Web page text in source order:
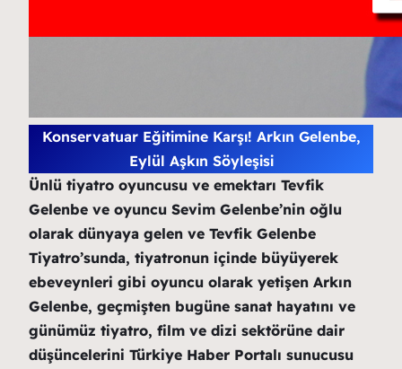
Konservatuar Eğitimine Karşı! Arkın Gelenbe,
Eylül Aşkın Söyleşisi
Ünlü tiyatro oyuncusu ve emektarı Tevfik
Gelenbe ve oyuncu Sevim Gelenbe’nin oğlu
olarak dünyaya gelen ve Tevfik Gelenbe
Tiyatro’sunda, tiyatronun içinde büyüyerek
ebeveynleri gibi oyuncu olarak yetişen Arkın
Gelenbe, geçmişten bugüne sanat hayatını ve
günümüz tiyatro, film ve dizi sektörüne dair
düşüncelerini Türkiye Haber Portalı sunucusu